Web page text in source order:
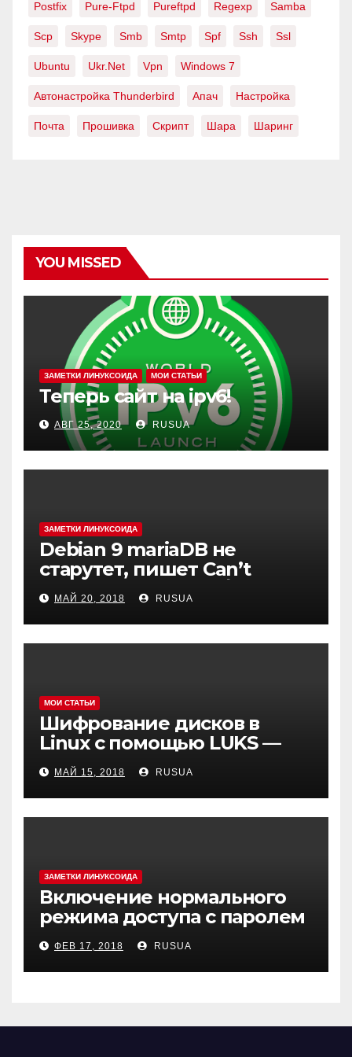
Postfix Pure-Ftpd Pureftpd Regexp Samba
Scp Skype Smb Smtp Spf Ssh Ssl
Ubuntu Ukr.net Vpn Windows 7
Автонастройка Thunderbird Апач Настройка
Почта Прошивка Скрипт Шара Шаринг
YOU MISSED
ЗАМЕТКИ ЛИНУКСОИДА МОИ СТАТЬИ
Теперь сайт на ipv6!
АВГ 25, 2020 RUSUA
ЗАМЕТКИ ЛИНУКСОИДА
Debian 9 mariaDB не
старутет, пишет Can’t
create test file или /mysqld:
Can’t change dir to
МАЙ 20, 2018 RUSUA
МОИ СТАТЬИ
Шифрование дисков в
Linux с помощью LUKS —
cryptsetup
МАЙ 15, 2018 RUSUA
ЗАМЕТКИ ЛИНУКСОИДА
Включение нормального
режима доступа с паролем
в MySQL(MariaDB) в Debian 9
ФЕВ 17, 2018 RUSUA